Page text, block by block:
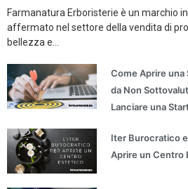
Farmanatura Erboristerie è un marchio
affermato nel settore della vendita di
bellezza e...
Come Aprire una
da Non
Lanciare una
Iter Burocratico
Aprire un Centro